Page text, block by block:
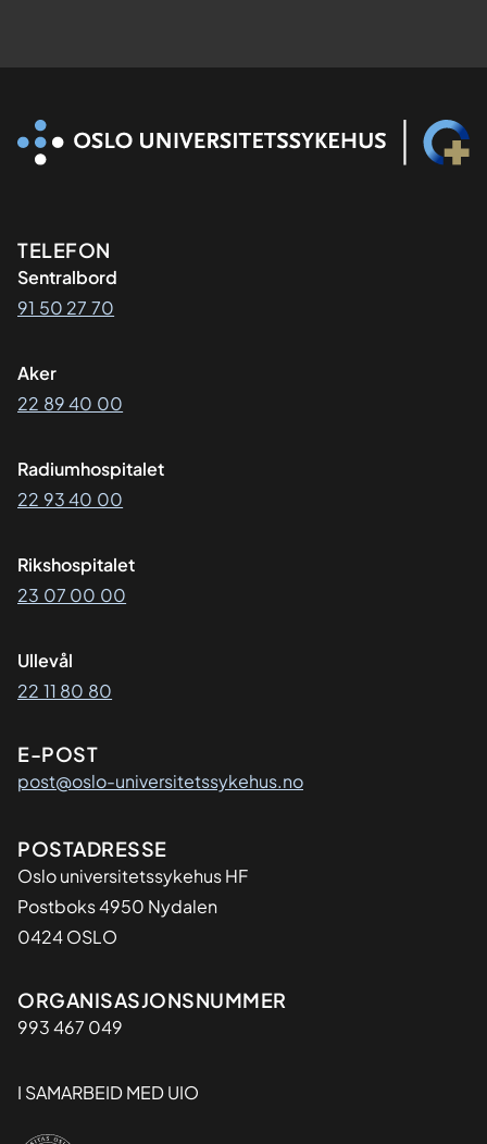
Kontaktinformasjon
TELEFON
Sentralbord
91 50 27 70
Aker
22 89 40 00
Radiumhospitalet
22 93 40 00
Rikshospitalet
23 07 00 00
Ullevål
22 11 80 80
E-POST
post@oslo-universitetssykehus.no
Adresse
POSTADRESSE
Oslo universitetssykehus HF
Postboks 4950 Nydalen
0424 OSLO
Organisasjon
ORGANISASJONSNUMMER
993 467 049
I SAMARBEID MED UIO